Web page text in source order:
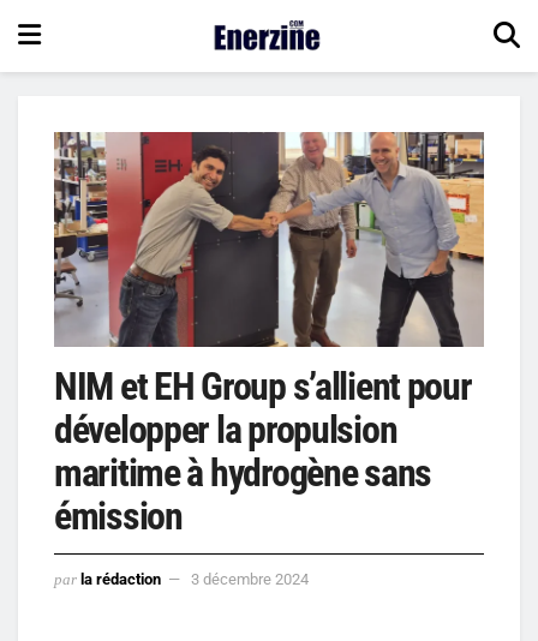
NIM et EH Group s’allient pour
développer la propulsion
maritime à hydrogène sans
émission
par la rédaction 3 décembre 2024